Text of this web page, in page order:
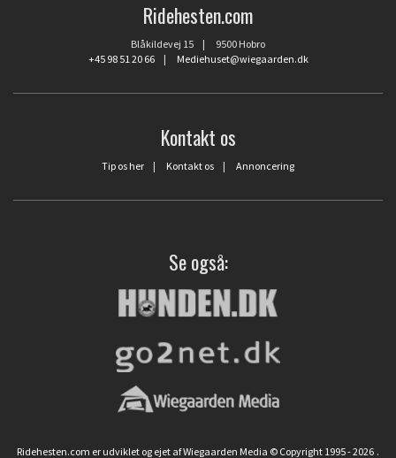
Ridehesten.com
Blåkildevej 15 | 9500 Hobro
+45 98 51 20 66| Mediehuset@wiegaarden.dk
Kontakt os
Tip os her | Kontakt os | Annoncering
Se også:
Ridehesten.com er udviklet og ejet af Wiegaarden Media © Copyright 1995 - 2026 .